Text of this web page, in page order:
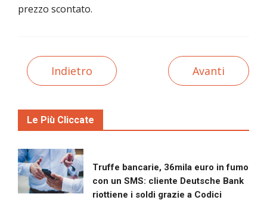
prezzo scontato.
Indietro Avanti
Le Più Cliccate
Truffe bancarie, 36mila euro in fumo
con un SMS: cliente Deutsche Bank
riottiene i soldi grazie a Codici